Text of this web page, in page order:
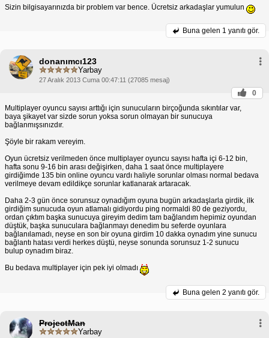
Sizin bilgisayarınızda bir problem var bence. Ücretsiz arkadaşlar yumulun
Buna gelen 1 yanıtı gör.
donanımcı123
Yarbay
27 Aralık 2013 Cuma 00:47:11 (27085 mesaj)
0
Multiplayer oyuncu sayısı arttığı için sunucuların birçoğunda sıkıntılar var,
baya şikayet var sizde sorun yoksa sorun olmayan bir sunucuya
bağlanmışsınızdır.
Şöyle bir rakam vereyim.
Oyun ücretsiz verilmeden önce multiplayer oyuncu sayısı hafta içi 6-12 bin,
hafta sonu 9-16 bin arası değişirken, daha 1 saat önce multiplayere
girdiğimde 135 bin online oyuncu vardı haliyle sorunlar olması normal bedava
verilmeye devam edildikçe sorunlar katlanarak artaracak.
Daha 2-3 gün önce sorunsuz oynadığım oyuna bugün arkadaşlarla girdik, ilk
girdiğim sunucuda oyun atlamalı gidiyordu ping normaldi 80 de geziyordu,
ordan çıktım başka sunucuya gireyim dedim tam bağlandım hepimiz oyundan
düştük, başka sunuculara bağlanmayı denedim bu seferde oyunlara
bağlanılamadı, neyse en son bir oyuna girdim 10 dakka oynadım yine sunucu
bağlantı hatası verdi herkes düştü, neyse sonunda sorunsuz 1-2 sunucu
bulup oynadım biraz.
Bu bedava multiplayer için pek iyi olmadı
Buna gelen 2 yanıtı gör.
ProjectMan
Yarbay